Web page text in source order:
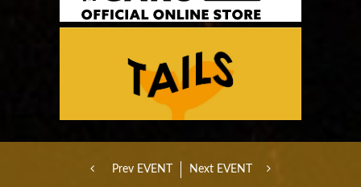
Prev EVENT Next EVENT